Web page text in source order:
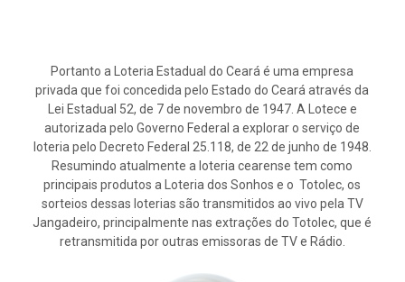
Portanto a Loteria Estadual do Ceará é uma empresa
privada que foi concedida pelo Estado do Ceará através da
Lei Estadual 52, de 7 de novembro de 1947. A Lotece e
autorizada pelo Governo Federal a explorar o serviço de
loteria pelo Decreto Federal 25.118, de 22 de junho de 1948.
Resumindo atualmente a loteria cearense tem como
principais produtos a Loteria dos Sonhos e o Totolec, os
sorteios dessas loterias são transmitidos ao vivo pela TV
Jangadeiro, principalmente nas extrações do Totolec, que é
retransmitida por outras emissoras de TV e Rádio.